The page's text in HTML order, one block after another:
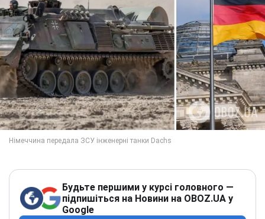
Будьте першими у курсі головного —
підпишіться на Новини на OBOZ.UA у
Google